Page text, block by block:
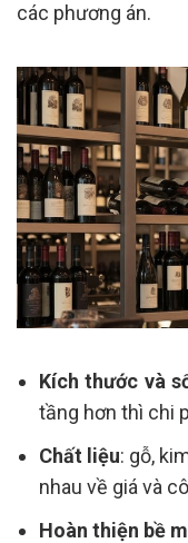
các phương án.
Kích thước và
tầng hơn thì chi
Chất liệu: gỗ,
nhau về giá và
Hoàn thiện bề